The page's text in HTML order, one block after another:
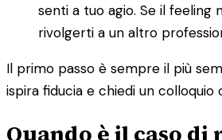
senti a tuo agio. Se il feeling
rivolgerti a un altro
Il primo passo è sempre il più
ispira fiducia e chiedi un colloquio
Quando è il caso